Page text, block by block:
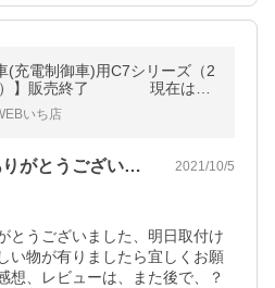
(充電制御車)用C7シリーズ（2
）】販売終了 現在はN-
ルーバッテリー安心サポート
いち店
商品、届きました。ありがとうございまし… 2021/10/5
とうございました、明日取付け
い物が有りましたら宜しくお願
想、レビューは、また後で、？